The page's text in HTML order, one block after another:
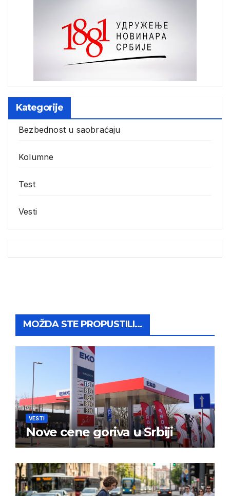
Kategorije
Bezbednost u saobraćaju
Kolumne
Test
Vesti
MOŽDA STE PROPUSTILI...
VESTI
Nove cene goriva u Srbiji